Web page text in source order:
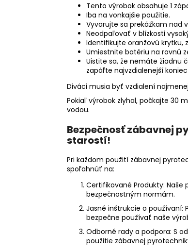
Tento výrobok obsahuje 1
Iba na vonkajšie použitie.
Vyvarujte sa prekážkam nad
Neodpaľovať v blízkosti
Identifikujte oranžovú krytku,
Umiestnite batériu na rovnú
Uistite sa, že nemáte žiadnu
zapáľte najvzdialenejší
Diváci musia byť vzdialení najmenej
Pokiaľ výrobok zlyhal, počkajte 30
vodou.
Bezpečnosť zábavnej
starostí!
Pri každom použití zábavnej
spoľahnúť na:
Certifikované Produkty: Naše
bezpečnostným normám.
Jasné inštrukcie o používaní:
bezpečne používať naše
Odborné rady a podpora: S
použitie zábavnej